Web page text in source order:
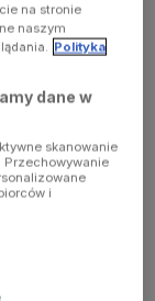
na stronie
naszym
Polityka
dane w
skanowanie
Przechowywanie
i